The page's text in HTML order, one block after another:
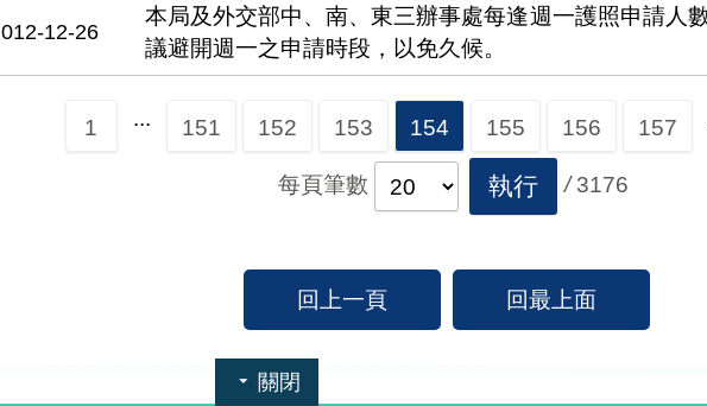
12-26
本局及外交部中、南、東三辦事處每逢週一護照申請人
議避開週一之申請時段，以免久候。
1 ... 151 152 153 154 155 156 157
每頁筆數 執行 / 3176
回上一頁 回最上面
關閉